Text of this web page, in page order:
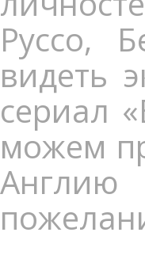
Руссо,
видеть
сериал
можем